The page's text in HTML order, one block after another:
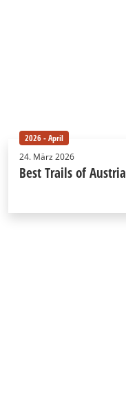
2026 - April
24. März 2026
Best Trails of Austria